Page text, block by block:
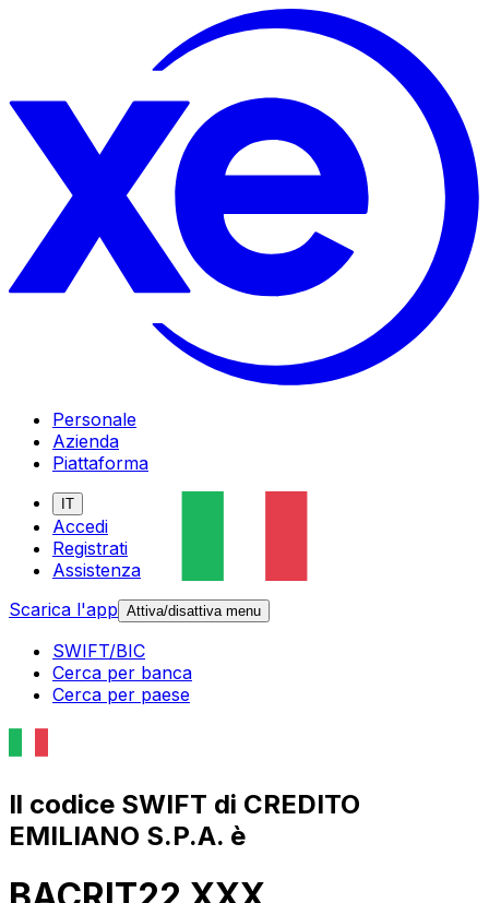
Personale
Azienda
Piattaforma
IT
Accedi
Registrati
Assistenza
Scarica l'app Attiva/disattiva menu
SWIFT/BIC
Cerca per banca
Cerca per paese
Il codice SWIFT di CREDITO
EMILIANO S.P.A. è